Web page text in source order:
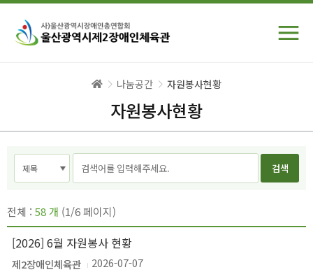
나눔공간 자원봉사현황
자원봉사현황
전체 : 58 개 (1/6 페이지)
[2026] 6월 자원봉사 현황
제2장애인체육관 2026-07-07